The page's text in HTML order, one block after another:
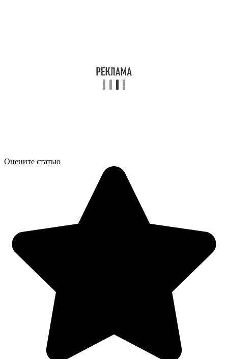
Оцените статью